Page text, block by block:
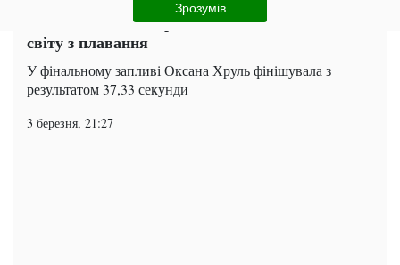
Зрозумів
Полтавка стала паралімпійською чемпіонкою
світу з плавання
У фінальному запливі Оксана Хруль фінішувала з
результатом 37,33 секунди
3 березня, 21:27